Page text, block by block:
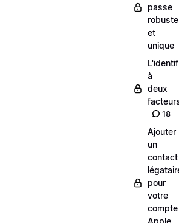
passe
robuste
et
unique
à
deux
18
Ajouter
un
contact
pour
votre
compte
Apple